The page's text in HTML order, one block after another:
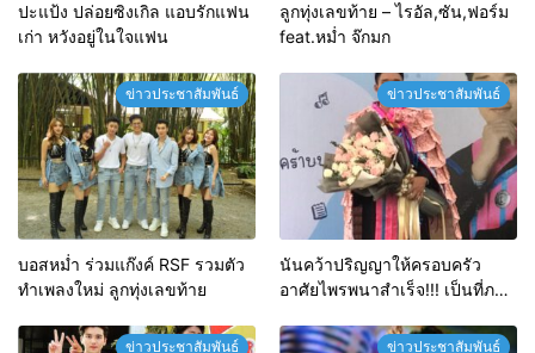
ปะแป้ง ปล่อยซิงเกิล แอบรักแฟน
เก่า หวังอยู่ในใจแฟน
ลูกทุ่งเลขท้าย – ไรอัล,ซัน,ฟอร์ม
feat.หม่ำ จ๊กมก
ข่าวประชาสัมพันธ์
บอสหม่ำ ร่วมแก๊งค์ RSF รวมตัว
ทำเพลงใหม่ ลูกทุ่งเลขท้าย
ข่าวประชาสัมพันธ์
นันคว้าปริญญาให้ครอบครัว
อาศัยไพรพนาสำเร็จ!!! เป็นที่ภาค
ครอบครัว
ข่าวประชาสัมพันธ์ ข่าวประชาสัมพันธ์